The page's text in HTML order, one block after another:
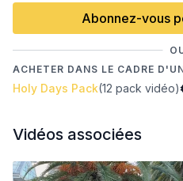
Abonnez-vous
ACHETER DANS LE CADRE
Holy Days Pack(12 pack vidéo)
Vidéos associées